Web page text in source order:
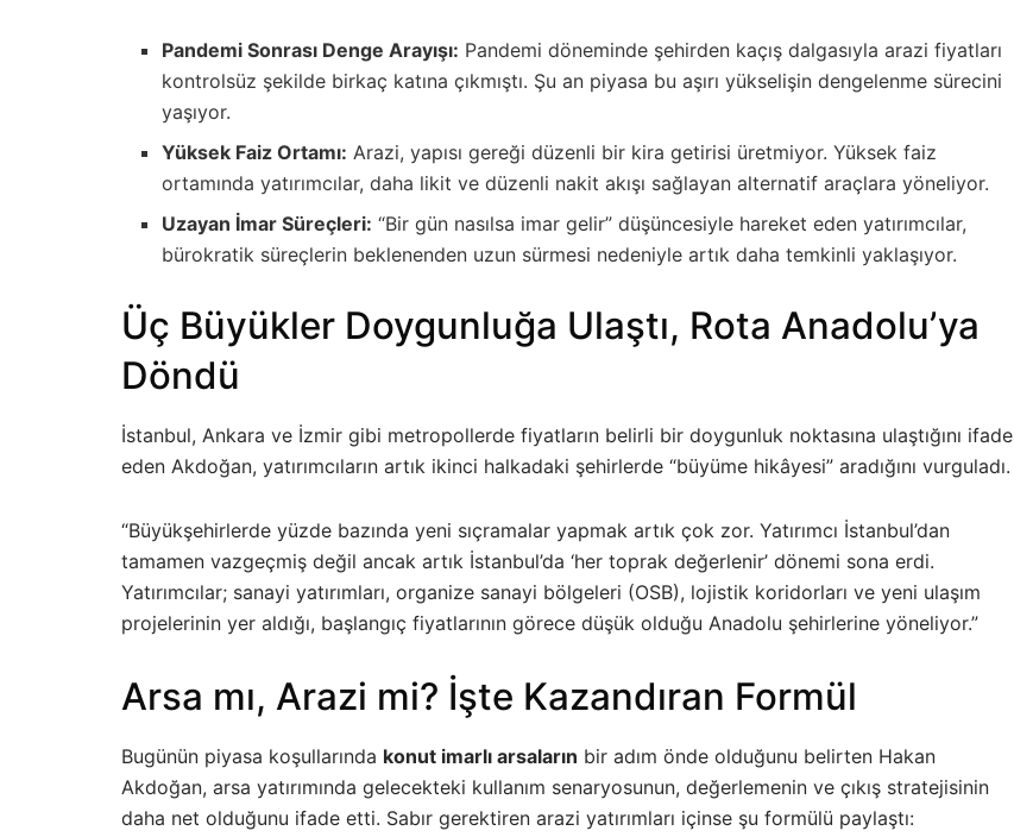
Pandemi Sonrası Denge Arayışı: Pandemi döneminde şehirden kaçış dalgasıyla arazi fiyatları
kontrolsüz şekilde birkaç katına çıkmıştı. Şu an piyasa bu aşırı yükselişin dengelenme sürecini
yaşıyor.
Yüksek Faiz Ortamı: Arazi, yapısı gereği düzenli bir kira getirisi üretmiyor. Yüksek faiz
ortamında yatırımcılar, daha likit ve düzenli nakit akışı sağlayan alternatif araçlara yöneliyor.
Uzayan İmar Süreçleri: “Bir gün nasılsa imar gelir” düşüncesiyle hareket eden yatırımcılar,
bürokratik süreçlerin beklenenden uzun sürmesi nedeniyle artık daha temkinli yaklaşıyor.
Üç Büyükler Doygunluğa Ulaştı, Rota Anadolu’ya
Döndü
İstanbul, Ankara ve İzmir gibi metropollerde fiyatların belirli bir doygunluk noktasına ulaştığını ifade
eden Akdoğan, yatırımcıların artık ikinci halkadaki şehirlerde “büyüme hikâyesi” aradığını vurguladı.
“Büyükşehirlerde yüzde bazında yeni sıçramalar yapmak artık çok zor. Yatırımcı İstanbul’dan
tamamen vazgeçmiş değil ancak artık İstanbul’da ‘her toprak değerlenir’ dönemi sona erdi.
Yatırımcılar; sanayi yatırımları, organize sanayi bölgeleri (OSB), lojistik koridorları ve yeni ulaşım
projelerinin yer aldığı, başlangıç fiyatlarının görece düşük olduğu Anadolu şehirlerine yöneliyor.”
Arsa mı, Arazi mi? İşte Kazandıran Formül
Bugünün piyasa koşullarında konut imarlı arsaların bir adım önde olduğunu belirten Hakan
Akdoğan, arsa yatırımında gelecekteki kullanım senaryosunun, değerlemenin ve çıkış stratejisinin
daha net olduğunu ifade etti. Sabır gerektiren arazi yatırımları içinse şu formülü paylaştı: